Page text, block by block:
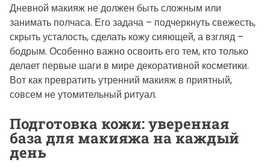
Дневной макияж не должен быть сложным или
занимать полчаса. Его задача – подчеркнуть свежесть,
скрыть усталость, сделать кожу сияющей, а взгляд –
бодрым. Особенно важно освоить его тем, кто только
делает первые шаги в мире декоративной косметики.
Вот как превратить утренний макияж в приятный,
совсем не утомительный ритуал.
Подготовка кожи: уверенная
база для макияжа на каждый
день